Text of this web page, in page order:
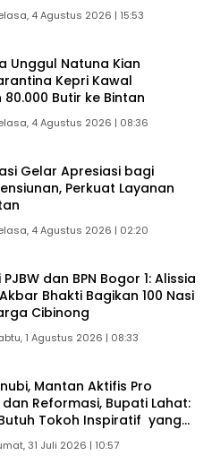
4 Agustus 2026 | 15:53
Unggul Natuna Kian
Kepri Kawal
80.000 Butir ke Bintan
4 Agustus 2026 | 08:36
Gelar Apresiasi bagi
Perkuat Layanan
4 Agustus 2026 | 02:20
dan BPN Bogor 1: Alissia
Bhakti Bagikan 100 Nasi
Cibinong
1 Agustus 2026 | 08:33
Mantan Aktifis Pro
Reformasi, Bupati Lahat:
Tokoh Inspiratif yang
Demokrasi,
Nilai-nilai Kemanusiaan
31 Juli 2026 | 10:57